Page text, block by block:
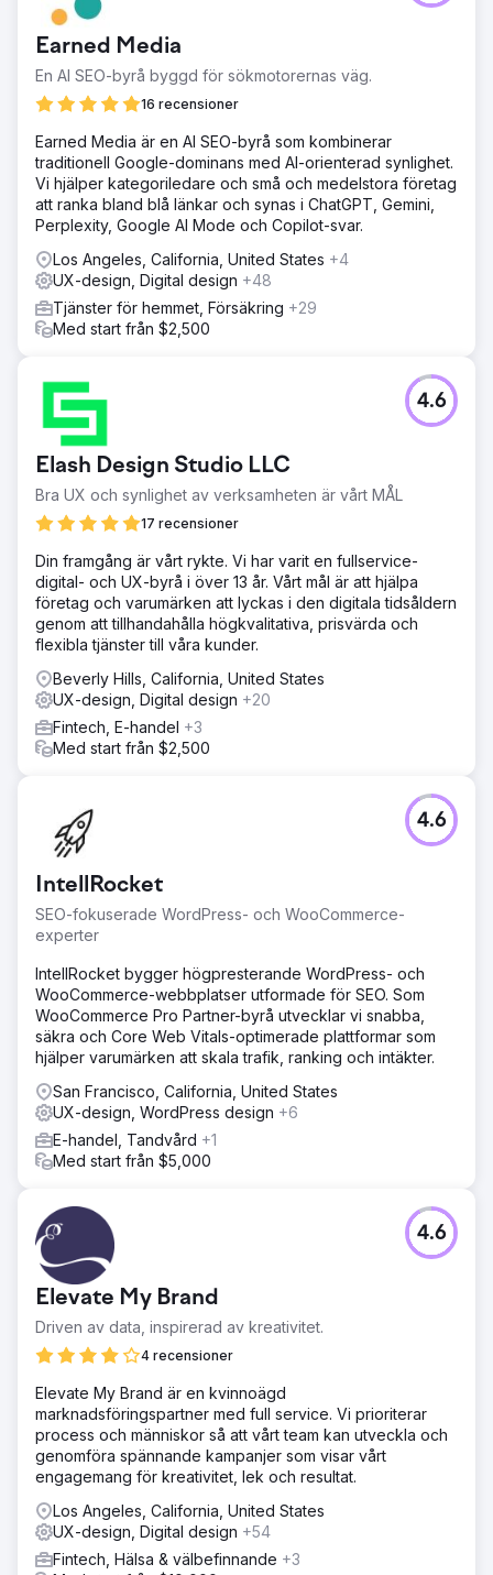
förena och skala upp sina produktdesigninsatser över
flera team och plattformar. Med överlappande ramverk,
inkonsekventa komponenter och växande krav från
företagskunder saknade det interna UX-teamet
infrastrukturen för att upprätthålla designkonsekvens och
leveranshastighet. De behövde ett skalbart designsystem
och en DesignOps-strategi för att stödja snabba
lanseringar, säkerställa tillgänglighetsefterlevnad och
främja samarbete mellan olika funktioner.
Lösning
Neuron samarbetade med företaget för att implementera
en robust DesignOps-grund. Vi granskade
designartefakter och ingenjörsbibliotek, genomförde
workshops med intressenter och utvecklade ett modulärt,
WCAG 2.1 AA-kompatibelt designsystem. För att säkerställa
långsiktig framgång integrerade vi produkt- och
möjliggöra autonomi och samordning mellan funktioner.
Resultat
Produktteamen minskade design- och utvecklingstiden
dramatiskt samtidigt som de förbättrade konsekvens och
kvalitet över gränssnitten. Det nya systemet gjorde det
möjligt för tvärfunktionella team att leverera snabbare och
mer säkert. Designsystemet blev en central källa till
sanning, vilket gjorde det möjligt för organisationen att
leverera innovativa AI-lösningar i företagsskala med
tydlighet och effektivitet. Neuron fortsätter att stödja
deras utveckling med kontinuerligt produktdesignstöd
under ett 3-årigt partnerskap.
Gå till byråsida
Earned Media
En AI SEO-byrå byggd för sökmotorernas väg.
16 recensioner
Earned Media är en AI SEO-byrå som kombinerar
traditionell Google-dominans med AI-orienterad synlighet.
Vi hjälper kategoriledare och små och medelstora företag
att ranka bland blå länkar och synas i ChatGPT, Gemini,
Perplexity, Google AI Mode och Copilot-svar.
Los Angeles, California, United States +4
UX-design, Digital design +48
Tjänster för hemmet, Försäkring +29
Med start från $2,500
Elash Design Studio LLC
Bra UX och synlighet av verksamheten är vårt MÅL
17 recensioner
4.6
Din framgång är vårt rykte. Vi har varit en fullservice-
digital- och UX-byrå i över 13 år. Vårt mål är att hjälpa
företag och varumärken att lyckas i den digitala tidsåldern
genom att tillhandahålla högkvalitativa, prisvärda och
flexibla tjänster till våra kunder.
Beverly Hills, California, United States
UX-design, Digital design +20
Fintech, E-handel +3
Med start från $2,500
IntellRocket
SEO-fokuserade WordPress- och WooCommerce-
experter
4.6
IntellRocket bygger högpresterande WordPress- och
WooCommerce-webbplatser utformade för SEO. Som
WooCommerce Pro Partner-byrå utvecklar vi snabba,
säkra och Core Web Vitals-optimerade plattformar som
hjälper varumärken att skala trafik, ranking och intäkter.
San Francisco, California, United States
UX-design, WordPress design +6
E-handel, Tandvård +1
Med start från $5,000
Elevate My Brand
Driven av data, inspirerad av kreativitet.
4 recensioner
4.6
Elevate My Brand är en kvinnoägd
marknadsföringspartner med full service. Vi prioriterar
process och människor så att vårt team kan utveckla och
genomföra spännande kampanjer som visar vårt
engagemang för kreativitet, lek och resultat.
Los Angeles, California, United States
UX-design, Digital design +54
Fintech, Hälsa & välbefinnande +3